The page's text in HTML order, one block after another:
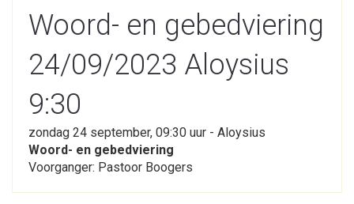
Woord- en gebedviering
24/09/2023 Aloysius
9:30
zondag 24 september, 09:30 uur - Aloysius
Woord- en gebedviering
Voorganger: Pastoor Boogers